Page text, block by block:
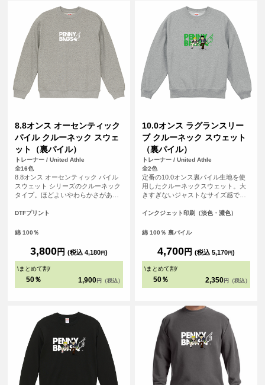
8.8オンス オーセンティック
パイル クルーネック スウェ
ット（裏パイル）
トレーナー / United Athle
全16色
8.8オンス オーセンティック パイル
スウェット シリーズのクルーネック
タイプ。ほどよいやわらかさがあり
厚みのアイテムです。また、ざっく
着用時の絶妙な袖のルーズさを演出
DTFプリント
綿 100％
3,800円 (税込 4,180円)
\まとめて割/
50％ 1,900 円（税込）
10.0オンス ラグランスリー
ブ クルーネック スウェット
（裏パイル）
トレーナー / United Athle
全2色
定番の10.0オンス裏パイル生地を使
用したクルーネックスウェット。大
きすぎないジャストなサイズ感であ
調整しアウトラインに丸みをつける
した。
インクジェット印刷（淡色・濃色）
綿 100％ 裏パイル
4,700円 (税込 5,170円)
\まとめて割/
50％ 2,350 円（税込）